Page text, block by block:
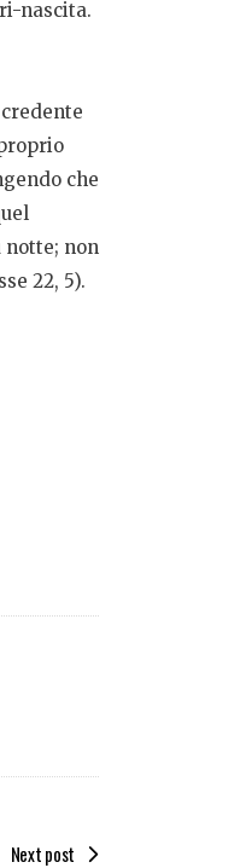
nascita.
che
notte; non
22, 5).
Next post